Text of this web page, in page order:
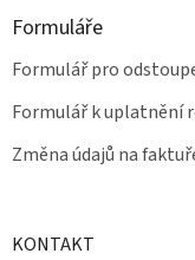
Formuláře
Formulář pro
Formulář k uplatnění
Změna údajů na
KONTAKT